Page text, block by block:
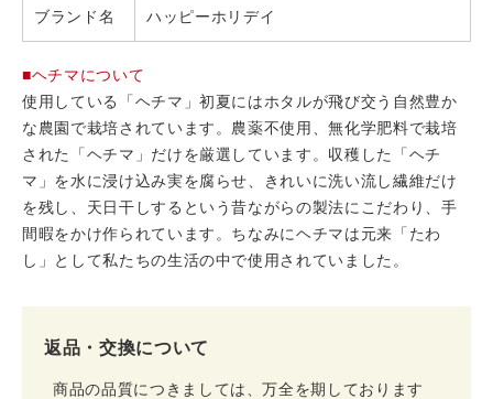
ブランド名 ハッピーホリデイ
■ヘチマについて
使用している「ヘチマ」初夏にはホタルが飛び交う自然豊か
な農園で栽培されています。農薬不使用、無化学肥料で栽培
された「ヘチマ」だけを厳選しています。収穫した「ヘチ
マ」を水に浸け込み実を腐らせ、きれいに洗い流し繊維だけ
を残し、天日干しするという昔ながらの製法にこだわり、手
間暇をかけ作られています。ちなみにヘチマは元来「たわ
し」として私たちの生活の中で使用されていました。
返品・交換について
商品の品質につきましては、万全を期しております